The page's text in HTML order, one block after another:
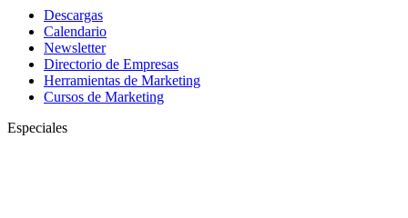
Descargas
Calendario
Newsletter
Directorio de Empresas
Herramientas de Marketing
Cursos de Marketing
Especiales